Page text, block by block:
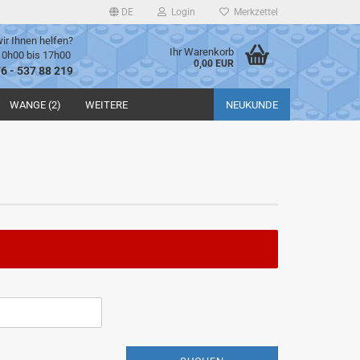
DE Login Merkzettel
Ihnen helfen?
bis 17h00
- 537 88 219
Ihr Warenkorb
0,00 EUR
WANGE (2) NEUKUNDE
WEITERE